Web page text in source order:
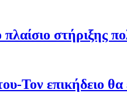
στήριξης
Τον επικήδειο θα